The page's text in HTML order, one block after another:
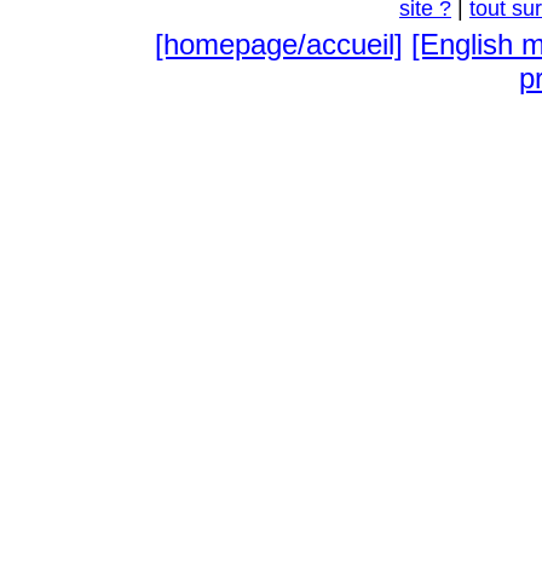
site ? tout
[homepage/accueil] [English